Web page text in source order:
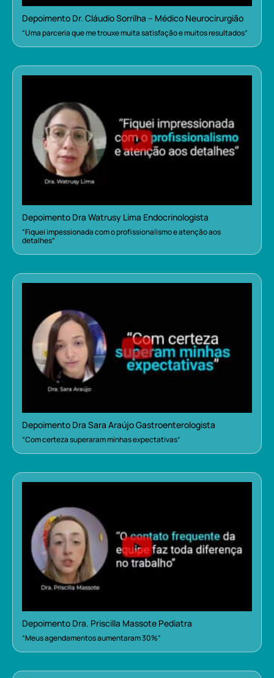
Depoimento Dr. Cláudio Sorrilha – Médico Neurocirurgião
“Uma parceria que me trouxe muita satisfação e muitos resultados”
Depoimento Dra Watrusy Lima Endocrinologista
“Fiquei impessionada com o profissionalismo e atenção aos
detalhes”
Depoimento Dra Sara Araújo Gastroenterologista
“Com certeza superaram minhas expectativas”
Depoimento Dra. Priscilla Massote Pediatra
“Meus agendamentos aumentaram 30%”